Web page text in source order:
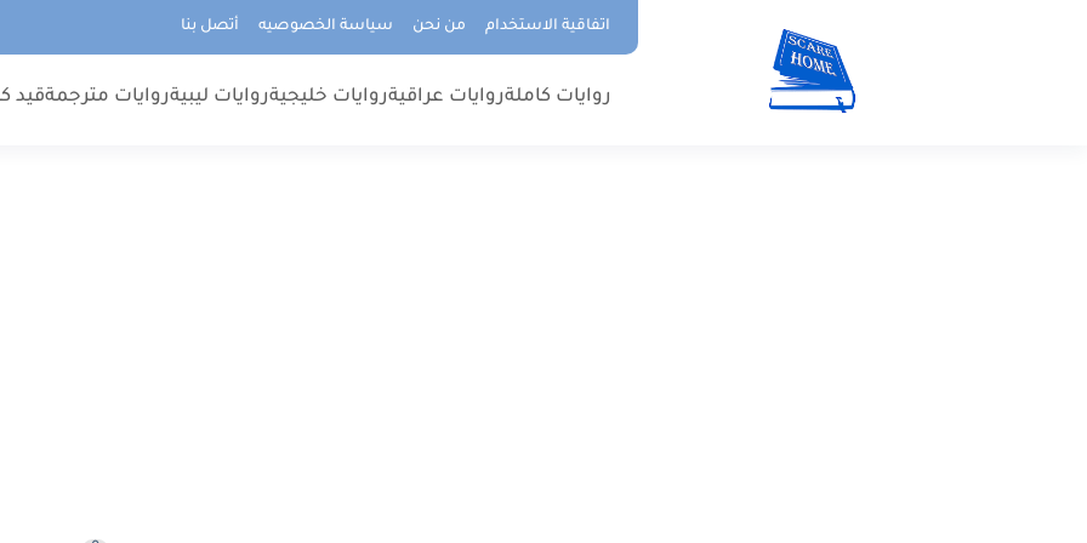
اتفاقية الاستخدام من نحن سياسة الخصوصيه أتصل بنا
روايات كاملةروايات عراقيةروايات خليجيةروايات ليبيةروايات مترجمةقيد